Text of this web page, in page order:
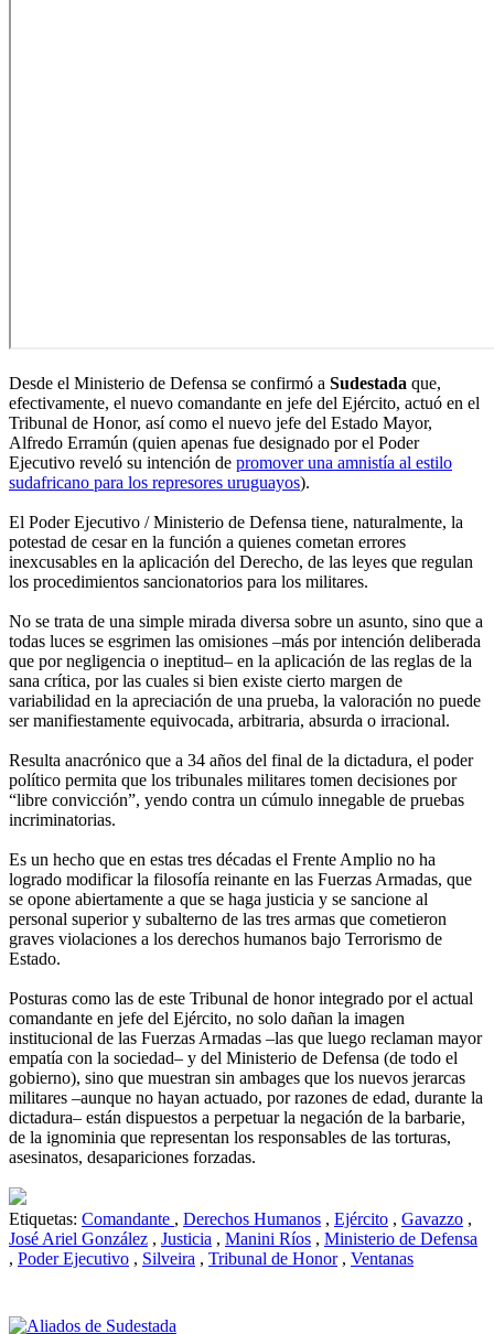
Desde el Ministerio de Defensa se confirmó a Sudestada que,
efectivamente, el nuevo comandante en jefe del Ejército, actuó en el
Tribunal de Honor, así como el nuevo jefe del Estado Mayor,
Alfredo Erramún (quien apenas fue designado por el Poder
Ejecutivo reveló su intención de promover una amnistía al estilo
sudafricano para los represores uruguayos).
El Poder Ejecutivo / Ministerio de Defensa tiene, naturalmente, la
potestad de cesar en la función a quienes cometan errores
inexcusables en la aplicación del Derecho, de las leyes que regulan
los procedimientos sancionatorios para los militares.
No se trata de una simple mirada diversa sobre un asunto, sino que a
todas luces se esgrimen las omisiones –más por intención deliberada
que por negligencia o ineptitud– en la aplicación de las reglas de la
sana crítica, por las cuales si bien existe cierto margen de
variabilidad en la apreciación de una prueba, la valoración no puede
ser manifiestamente equivocada, arbitraria, absurda o irracional.
Resulta anacrónico que a 34 años del final de la dictadura, el poder
político permita que los tribunales militares tomen decisiones por
“libre convicción”, yendo contra un cúmulo innegable de pruebas
incriminatorias.
Es un hecho que en estas tres décadas el Frente Amplio no ha
logrado modificar la filosofía reinante en las Fuerzas Armadas, que
se opone abiertamente a que se haga justicia y se sancione al
personal superior y subalterno de las tres armas que cometieron
graves violaciones a los derechos humanos bajo Terrorismo de
Estado.
Posturas como las de este Tribunal de honor integrado por el actual
comandante en jefe del Ejército, no solo dañan la imagen
institucional de las Fuerzas Armadas –las que luego reclaman mayor
empatía con la sociedad– y del Ministerio de Defensa (de todo el
gobierno), sino que muestran sin ambages que los nuevos jerarcas
militares –aunque no hayan actuado, por razones de edad, durante la
dictadura– están dispuestos a perpetuar la negación de la barbarie,
de la ignominia que representan los responsables de las torturas,
asesinatos, desapariciones forzadas.
Etiquetas: Comandante , Derechos Humanos , Ejército , Gavazzo ,
José Ariel González , Justicia , Manini Ríos , Ministerio de Defensa
, Poder Ejecutivo , Silveira , Tribunal de Honor , Ventanas